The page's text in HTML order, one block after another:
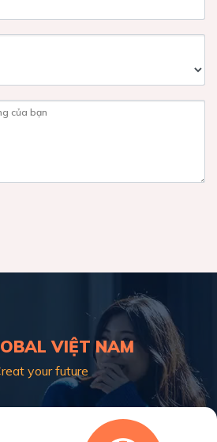
của bạn
VIỆT NAM
your future